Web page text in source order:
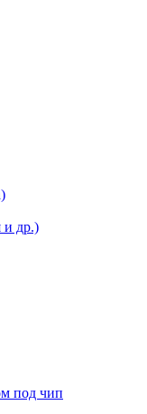
и др.)
под чип